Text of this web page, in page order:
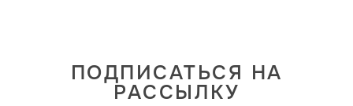
ПОДПИСАТЬСЯ НА
РАССЫЛКУ